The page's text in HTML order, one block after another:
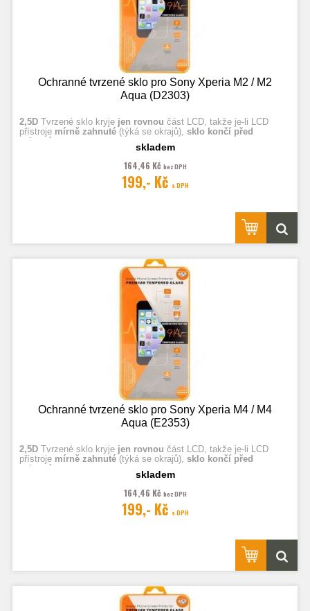
Ochranné tvrzené sklo pro Sony Xperia M2 / M2
Aqua (D2303)
2,5D Tvrzené sklo kryje jen rovnou část LCD, takže je-li LCD
přístroje mírně zahnuté (týká se okrajů), sklo končí před
zahnutím.
Fotografie jsou ilustrační.
skladem
164,46 Kč bez DPH
199,- Kč s DPH
Ochranné tvrzené sklo pro Sony Xperia M4 / M4
Aqua (E2353)
2,5D Tvrzené sklo kryje jen rovnou část LCD, takže je-li LCD
přístroje mírně zahnuté (týká se okrajů), sklo končí před
zahnutím.
Fotografie jsou ilustrační.
skladem
164,46 Kč bez DPH
199,- Kč s DPH